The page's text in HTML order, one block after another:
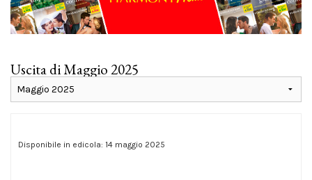
Calendario
FAQ
Uscita di Maggio 2025
Disponibile in edicola: 14 maggio 2025